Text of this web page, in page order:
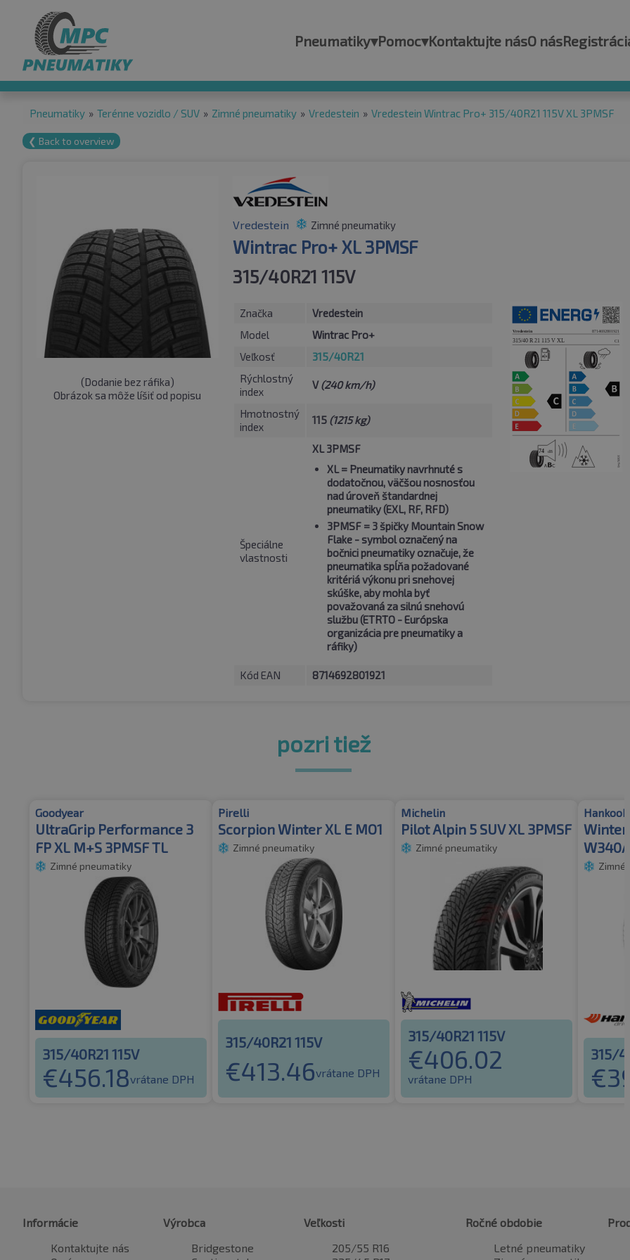
Pneumatiky▾Pomoc▾Kontaktujte násO nás
Pneumatiky » Terénne vozidlo / SUV » Zimné pneumatiky » Vredestein » Vredestein Wintrac Pro+ 315/40R21 115V XL 3PMSF
❮ Back to overview
(Dodanie bez ráfika)
Obrázok sa môže líšiť od popisu
Vredestein Zimné pneumatiky
Wintrac Pro+ XL 3PMSF
315/40R21 115V
Značka
Vredestein
Model
Wintrac Pro+
Veľkosť
315/40R21
Rýchlostný
index
V(240 km/h)
Hmotnostný
index
115 (1215 kg)
Špeciálne
vlastnosti
XL 3PMSF
XL= Pneumatiky navrhnuté s
dodatočnou, väčšou nosnosťou
nad úroveň štandardnej
pneumatiky (EXL, RF, RFD)
3PMSF= 3 špičky Mountain Snow
Flake - symbol označený na
bočnici pneumatiky označuje, že
pneumatika spĺňa požadované
kritériá výkonu pri snehovej
skúške, aby mohla byť
považovaná za silnú snehovú
službu (ETRTO - Európska
organizácia pre pneumatiky a
ráfiky)
Kód EAN 8714692801921
pozri tiež
Goodyear
UltraGrip Performance 3
FP XL M+S 3PMSF TL
Zimné pneumatiky
315/40R21 115V
€456.18vrátane DPH
Pirelli
Scorpion Winter XL E MO1
Zimné pneumatiky
315/40R21 115V
€413.46vrátane DPH
Michelin
Pilot Alpin 5 SUV XL 3PMSF
Zimné pneumatiky
315/40R21 115V
€406.02
vrátane DPH
Hankook
Winter
W340A
Zimné
315/
€
Informácie
Kontaktujte nás
Výrobca
Bridgestone
Veľkosti
205/55 R16
Ročné obdobie
Letné pneumatiky